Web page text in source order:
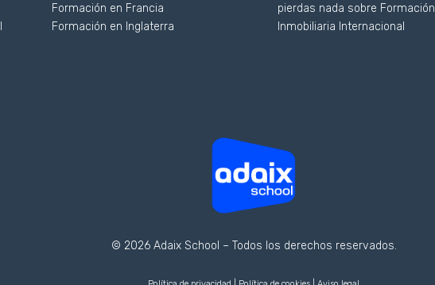
Formación en Francia
Formación en Inglaterra
pierdas nada sobre Formación
Inmobiliaria Internacional
© 2026 Adaix School – Todos los derechos reservados.